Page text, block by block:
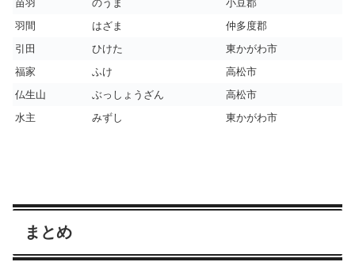
苗羽
のうま
小豆郡
羽間
はざま
仲多度郡
引田
ひけた
東かがわ市
福家
ふけ
高松市
仏生山
ぶっしょうざん
高松市
水主
みずし 東かがわ市
まとめ